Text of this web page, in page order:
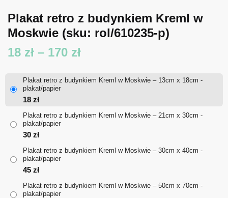
Plakat retro z budynkiem Kreml w
Moskwie (sku: rol/610235-p)
18 zł – 170 złZakres
18 zł
170 zł
Plakat retro z budynkiem Kreml w Moskwie – 13cm x 18cm -
plakat/papier
18 zł
Plakat retro z budynkiem Kreml w Moskwie – 21cm x 30cm -
plakat/papier
30 zł
Plakat retro z budynkiem Kreml w Moskwie – 30cm x 40cm -
plakat/papier
45 zł
Plakat retro z budynkiem Kreml w Moskwie – 50cm x 70cm -
plakat/papier